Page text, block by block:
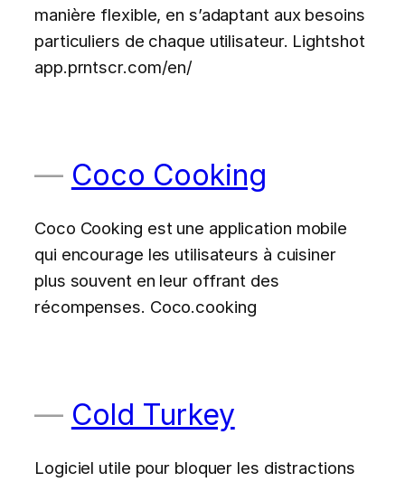
manière flexible, en s’adaptant aux besoins
particuliers de chaque utilisateur. Lightshot
app.prntscr.com/en/
Coco Cooking
Coco Cooking est une application mobile
qui encourage les utilisateurs à cuisiner
plus souvent en leur offrant des
récompenses. Coco.cooking
Cold Turkey
Logiciel utile pour bloquer les distractions